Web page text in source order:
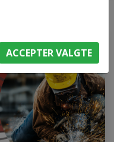
ACCEPTER VALGTE